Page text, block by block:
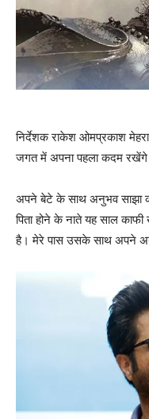
निर्देशक राकेश ओमप्रकाश मेहरा
जगत में अपना पहला कदम
अपने बेटे के साथ अनुभव साझा
पिता होने के नाते यह साल
है। मेरे पास उसके साथ अपने